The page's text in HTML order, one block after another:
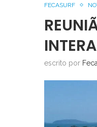
FECASURF
escrito por